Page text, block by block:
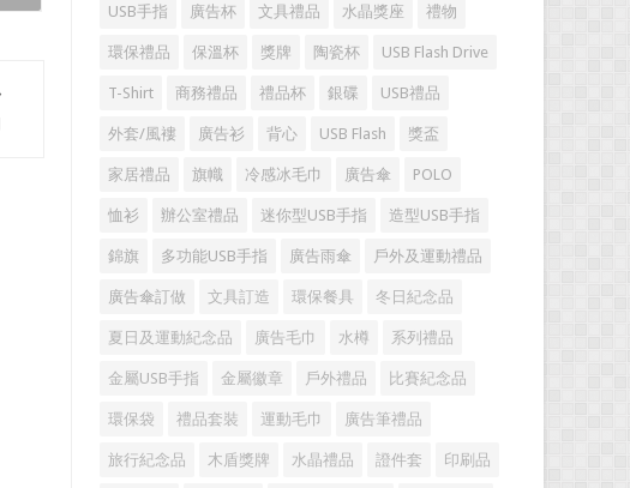
USB手指 廣告杯 文具禮品 水晶獎座 禮物
環保禮品 保溫杯 獎牌 陶瓷杯 USB Flash Drive
T-Shirt 商務禮品 禮品杯 銀碟 USB禮品
外套/風褸 廣告衫 背心 USB Flash 獎盃
家居禮品 旗幟 冷感冰毛巾 廣告傘 POLO
恤衫 辦公室禮品 迷你型USB手指 造型USB手指
錦旗 多功能USB手指 廣告雨傘 戶外及運動禮品
廣告傘訂做 文具訂造 環保餐具 冬日紀念品
夏日及運動紀念品 廣告毛巾 水樽 系列禮品
金屬USB手指 金屬徽章 戶外禮品 比賽紀念品
環保袋 禮品套裝 運動毛巾 廣告筆禮品
旅行紀念品 木盾獎牌 水晶禮品 證件套 印刷品